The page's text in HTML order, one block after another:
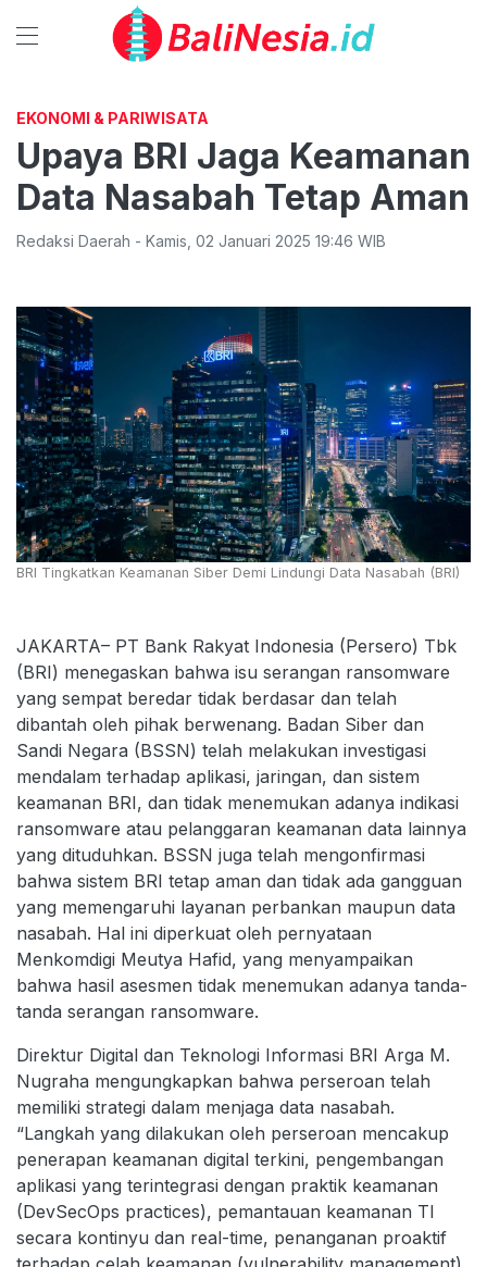
EKONOMI & PARIWISATA
Upaya BRI Jaga Keamanan
Data Nasabah Tetap Aman
Redaksi Daerah - Kamis 02 Januari 2025 19:46 WIB
BRI Tingkatkan Keamanan Siber Demi Lindungi Data Nasabah (BRI)
JAKARTA– PT Bank Rakyat Indonesia (Persero) Tbk
(BRI) menegaskan bahwa isu serangan ransomware
yang sempat beredar tidak berdasar dan telah
dibantah oleh pihak berwenang. Badan Siber dan
Sandi Negara (BSSN) telah melakukan investigasi
mendalam terhadap aplikasi, jaringan, dan sistem
keamanan BRI, dan tidak menemukan adanya indikasi
ransomware atau pelanggaran keamanan data lainnya
yang dituduhkan. BSSN juga telah mengonfirmasi
bahwa sistem BRI tetap aman dan tidak ada gangguan
yang memengaruhi layanan perbankan maupun data
nasabah. Hal ini diperkuat oleh pernyataan
Menkomdigi Meutya Hafid, yang menyampaikan
bahwa hasil asesmen tidak menemukan adanya tanda-
tanda serangan ransomware.
Direktur Digital dan Teknologi Informasi BRI Arga M.
Nugraha mengungkapkan bahwa perseroan telah
memiliki strategi dalam menjaga data nasabah.
“Langkah yang dilakukan oleh perseroan mencakup
penerapan keamanan digital terkini, pengembangan
aplikasi yang terintegrasi dengan praktik keamanan
(DevSecOps practices), pemantauan keamanan TI
secara kontinyu dan real-time, penanganan proaktif